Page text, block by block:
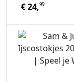
€24,99